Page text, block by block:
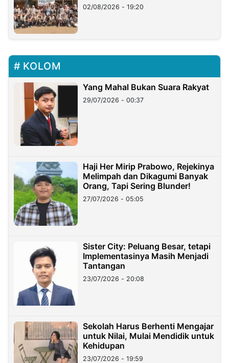
02/08/2026 - 19:20
KOLOM
Yang Mahal Bukan Suara Rakyat
29/07/2026 - 00:37
Haji Her Mirip Prabowo, Rejekinya
Melimpah dan Dikagumi Banyak
Orang, Tapi Sering Blunder!
27/07/2026 - 05:05
Sister City: Peluang Besar, tetapi
Implementasinya Masih Menjadi
Tantangan
23/07/2026 - 20:08
Sekolah Harus Berhenti Mengajar
untuk Nilai, Mulai Mendidik untuk
Kehidupan
23/07/2026 - 19:59